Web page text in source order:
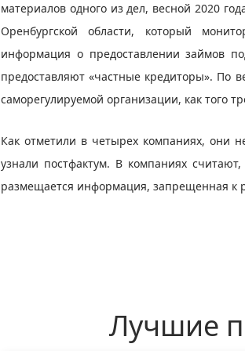
материалов одного из дел, весной 2020
Оренбургской области, который
информация о предоставлении займов
предоставляют «частные кредиторы». По
саморегулируемой организации, как того
Как отметили в четырех компаниях, они
узнали постфактум. В компаниях
размещается информация, запрещенная к
Лучшие